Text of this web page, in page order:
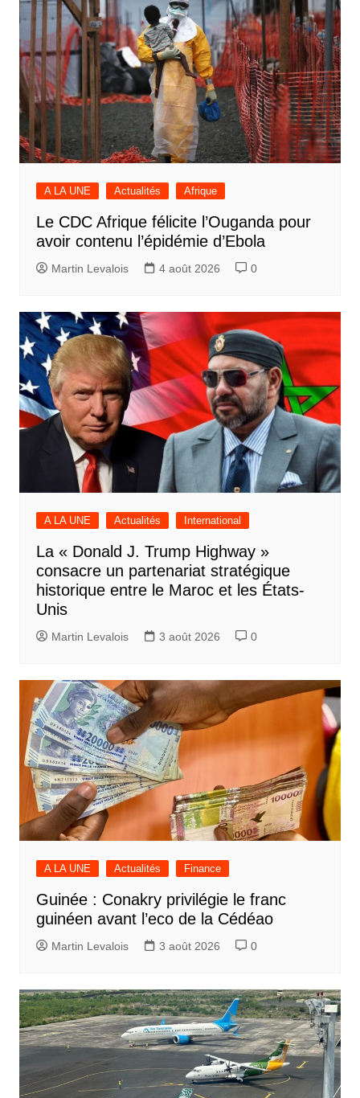
A LA UNE Actualités Afrique
Le CDC Afrique félicite l’Ouganda pour
avoir contenu l’épidémie d’Ebola
Martin Levalois 4 août 2026 0
A LA UNE Actualités International
La « Donald J. Trump Highway »
consacre un partenariat stratégique
historique entre le Maroc et les États-
Unis
Martin Levalois 3 août 2026 0
A LA UNE Actualités Finance
Guinée : Conakry privilégie le franc
guinéen avant l’eco de la Cédéao
Martin Levalois 3 août 2026 0